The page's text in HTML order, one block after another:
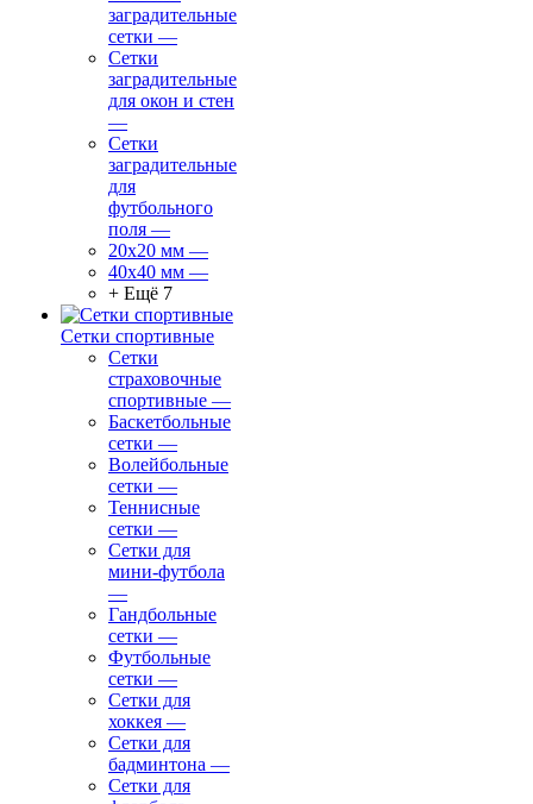
заградительные
сетки —
Сетки
заградительные
для окон и стен
—
Сетки
заградительные
для
футбольного
поля —
20х20 мм —
40х40 мм —
+ Ещё 7
Сетки спортивные
Сетки
страховочные
спортивные —
Баскетбольные
сетки —
Волейбольные
сетки —
Теннисные
сетки —
Сетки для
мини-футбола
—
Гандбольные
сетки —
Футбольные
сетки —
Сетки для
хоккея —
Сетки для
бадминтона —
Сетки для